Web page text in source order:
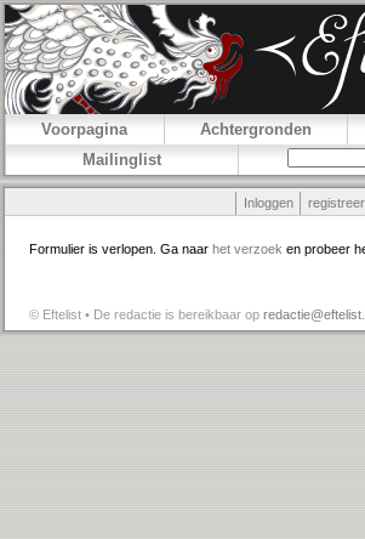
Voorpagina Achtergronden
Mailinglist
Inloggen registreer
Formulier is verlopen. Ga naar het verzoek en probeer
© Eftelist • De redactie is bereikbaar op